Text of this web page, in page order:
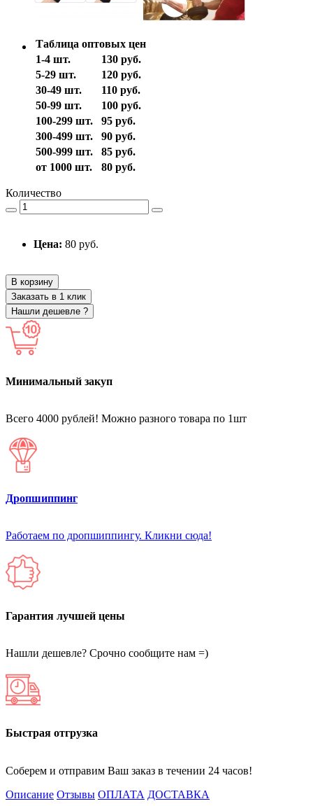
Таблица оптовых цен
1-4 шт.
130 руб.
5-29 шт.
120 руб.
30-49 шт.
110 руб.
50-99 шт.
100 руб.
100-299 шт.
95 руб.
300-499 шт.
90 руб.
500-999 шт.
85 руб.
от 1000 шт.
80 руб.
Количество
Цена: 80 руб.
В корзину
Заказать в 1 клик
Нашли дешевле ?
Минимальный закуп
Всего 4000 рублей! Можно разного товара по 1шт
Дропшиппинг
Работаем по дропшиппингу. Кликни сюда!
Гарантия лучшей цены
Нашли дешевле? Срочно сообщите нам =)
Быстрая отгрузка
Соберем и отправим Ваш заказ в течении 24 часов!
Описание Отзывы ОПЛАТА ДОСТАВКА